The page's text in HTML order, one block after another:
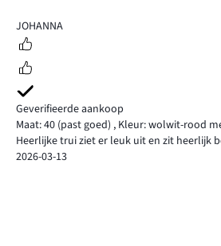
5
JOHANNA
Geverifieerde aankoop
Maat: 40 (past goed) , Kleur: wolwit-rood
Heerlijke trui ziet er leuk uit en zit heerlijk
2026-03-13